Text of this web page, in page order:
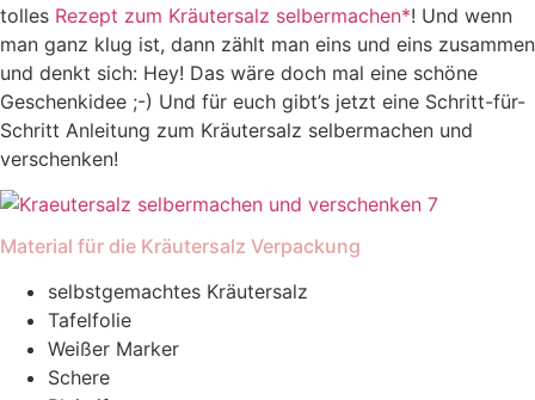
tolles Rezept zum Kräutersalz selbermachen*! Und wenn
man ganz klug ist, dann zählt man eins und eins zusammen
und denkt sich: Hey! Das wäre doch mal eine schöne
Geschenkidee ;-) Und für euch gibt’s jetzt eine Schritt-für-
Schritt Anleitung zum Kräutersalz selbermachen und
verschenken!
Material für die Kräutersalz Verpackung
selbstgemachtes Kräutersalz
Tafelfolie
Weißer Marker
Schere